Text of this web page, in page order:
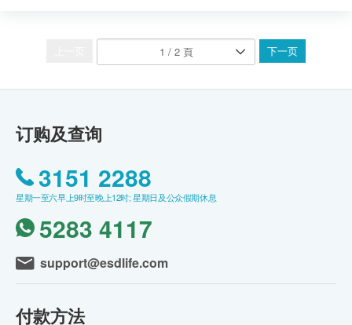
下一页
订购及查询
3151 2288
星期一至六早上9时至晚上12时; 星期日及公众假期休息
5283 4117
support@esdlife.com
付款方法